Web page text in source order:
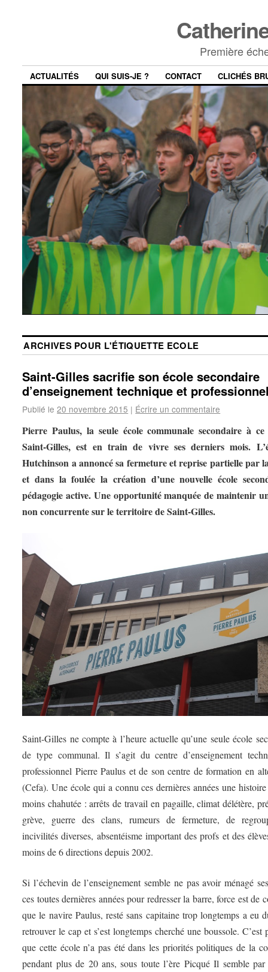
Première
ACTUALITÉS QUI SUIS-JE ? CONTACT CLICHÉS
ARCHIVES POUR L'ÉTIQUETTE ECOLE
Saint-Gilles sacrifie son école secondaire
d’enseignement technique et
Publié le 20 novembre 2015 | Écrire un commentaire
Pierre Paulus, la seule école communale secondaire à
Saint-Gilles, est en train de vivre ses derniers mois.
Hutchinson a annoncé sa fermeture et reprise partielle par
et dans la foulée la création d’une nouvelle école
pédagogie active. Une opportunité manquée de maintenir
non concurrente sur le territoire de Saint-Gilles.
Saint-Gilles ne compte à l’heure actuelle qu’une seule école
de type communal. Il s’agit du centre d’enseignement
professionnel Pierre Paulus et de son centre de formation en
(Cefa). Une école qui a connu ces dernières années une
moins chahutée : arrêts de travail en pagaille, climat délétère,
grève, guerre des clans, rumeurs de fermeture, de
incivilités diverses, absentéisme important des profs et des
moins de 6 directions depuis 2002.
Si l’échevin de l’enseignement semble ne pas avoir ménagé
ces toutes dernières années pour redresser la barre, force est de
que le navire Paulus, resté sans capitaine trop longtemps a eu
retrouver le cap et s’est longtemps cherché une boussole. C’est
que cette école n’a pas été dans les priorités politiques de la
pendant plus de 20 ans, sous toute l’ère Picqué Il semble par